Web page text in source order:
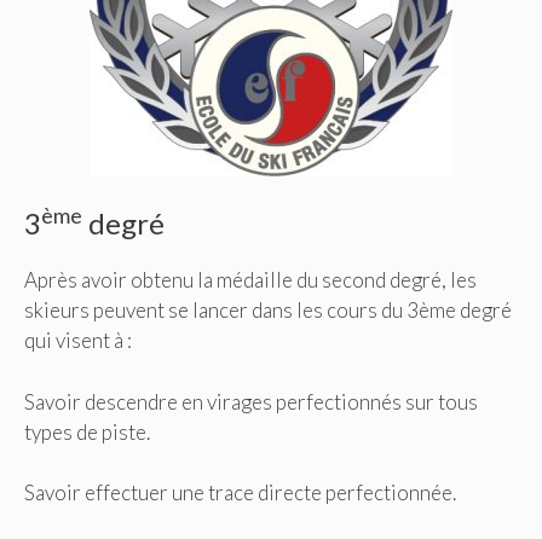
3ème degré
Après avoir obtenu la médaille du second degré, les
skieurs peuvent se lancer dans les cours du 3ème degré
qui visent à :
Savoir descendre en virages perfectionnés sur tous
types de piste.
Savoir effectuer une trace directe perfectionnée.